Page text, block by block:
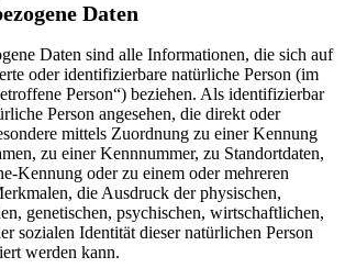
Daten
Daten sind alle Informationen, die sich auf
oder identifizierbare natürliche Person (im
Person“) beziehen. Als identifizierbar
Person angesehen, die direkt oder
mittels Zuordnung zu einer Kennung
zu einer Kennnummer, zu Standortdaten,
Kennung oder zu einem oder mehreren
die Ausdruck der physischen,
genetischen, psychischen, wirtschaftlichen,
sozialen Identität dieser natürlichen Person
werden kann.